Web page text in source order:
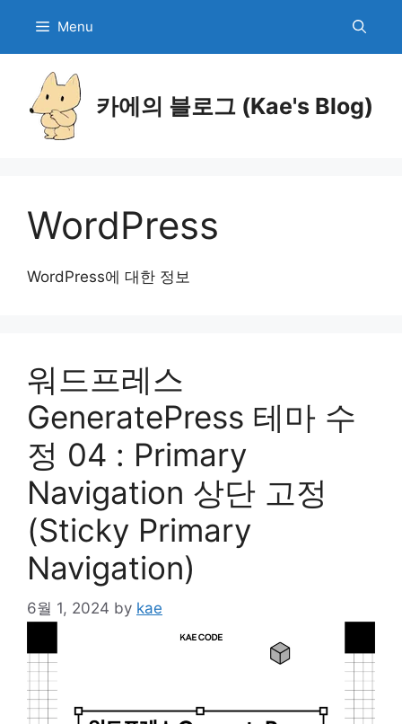
content
Menu
카에의 블로그 (Kae's Blog)
WordPress
WordPress에 대한 정보
워드프레스
GeneratePress 테마 수
정 04 : Primary
Navigation 상단 고정
(Sticky Primary
Navigation)
6월 1, 2024 by kae